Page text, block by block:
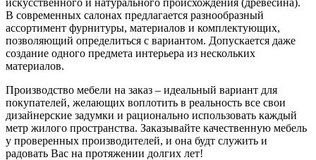
В современных салонах предлагается разнообразный
ассортимент фурнитуры, материалов и комплектующих,
позволяющий определиться с вариантом. Допускается даже
создание одного предмета интерьера из нескольких
материалов.
Производство мебели на заказ – идеальный вариант для
покупателей, желающих воплотить в реальность все свои
дизайнерские задумки и рационально использовать каждый
метр жилого пространства. Заказывайте качественную мебель
у проверенных производителей, и она будт служить и
радовать Вас на протяжении долгих лет!